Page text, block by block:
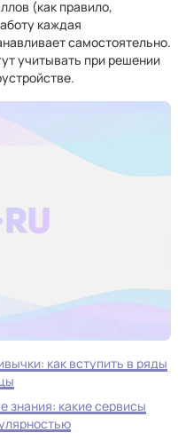
(как правило,
каждая
самостоятельно.
учитывать при решении
как вступить в ряды
знания: какие сервисы